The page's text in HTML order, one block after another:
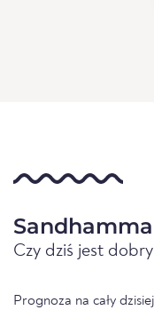
Czy dziś jest
Prognoza na cały